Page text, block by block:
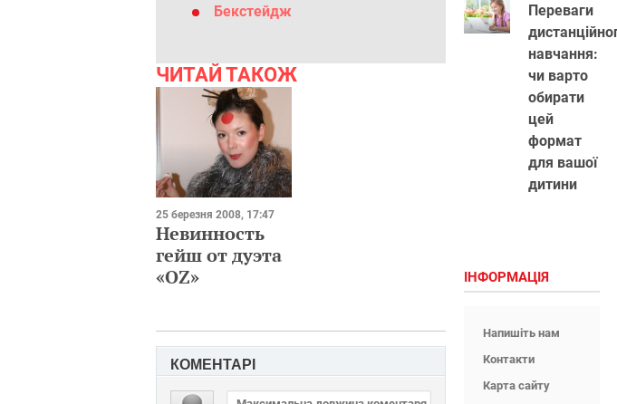
Бекстейдж
ЧИТАЙ ТАКОЖ
25 березня 2008, 17:47
Невинность
гейш от дуэта
«OZ»
КОМЕНТАРІ
Переваги
навчання:
чи варто
обирати
цей
формат
для вашої
дитини
ІНФОРМАЦІЯ
Напишіть нам
Контакти
Карта сайту